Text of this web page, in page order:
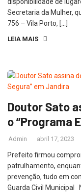
Secretaria da Mulher,
756 – Vila Porto, […]
LEIA MAIS
Doutor Sato
o “Programa
Admin abril 17, 2023
Prefeito firmou
patrulhamento,
prevenção, tudo em
Guarda Civil Municipal